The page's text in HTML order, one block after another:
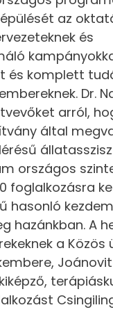
az
és
és komplett
Dr.
arról,
által
országos
foglalkozásra
hasonló
hazánkban. A
a Közös